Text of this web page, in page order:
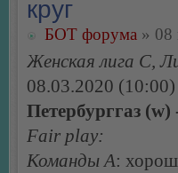
круг
БОТ форума » 08
Женская лига С,
08.03.2020 (10:00)
Петербурггаз
Fair play:
Команды А: